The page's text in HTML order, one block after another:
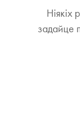
Ніякіх
задайце